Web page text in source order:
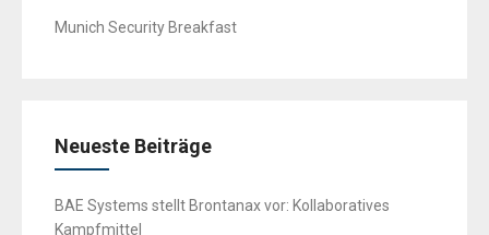
Munich Security Breakfast
Neueste Beiträge
BAE Systems stellt Brontanax vor: Kollaboratives
Kampfmittel